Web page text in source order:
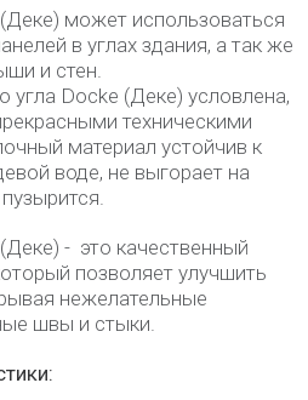
может использоваться
в углах здания, а так же
и стен.
угла Docke (Деке) условлена,
техническими
материал устойчив к
воде, не выгорает на
- это качественный
позволяет улучшить
нежелательные
швы и стыки.